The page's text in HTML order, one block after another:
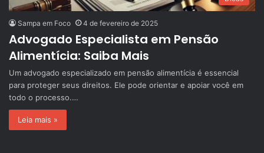
Sampa em Foco 4 de fevereiro de 2025
Advogado Especialista em Pensão
Alimentícia: Saiba Mais
Um advogado especializado em pensão alimentícia é essencial
para proteger seus direitos. Ele pode orientar e apoiar você em
todo o processo.…
Leia mais »